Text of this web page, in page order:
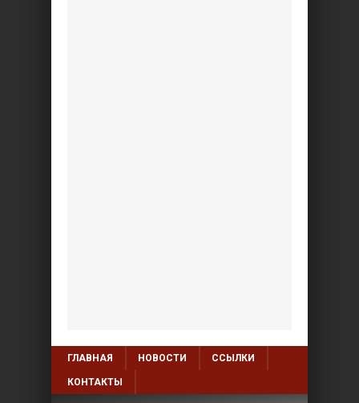
ГЛАВНАЯ НОВОСТИ ССЫЛКИ
КОНТАКТЫ